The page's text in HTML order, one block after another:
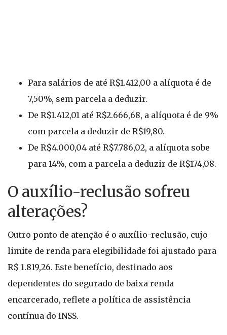
Para salários de até R$1.412,00 a alíquota é de
7,50%, sem parcela a deduzir.
De R$1.412,01 até R$2.666,68, a alíquota é de 9%
com parcela a deduzir de R$19,80.
De R$4.000,04 até R$7.786,02, a alíquota sobe
para 14%, com a parcela a deduzir de R$174,08.
O auxílio-reclusão sofreu
alterações?
Outro ponto de atenção é o auxílio-reclusão, cujo
limite de renda para elegibilidade foi ajustado para
R$ 1.819,26. Este benefício, destinado aos
dependentes do segurado de baixa renda
encarcerado, reflete a política de assistência
contínua do INSS.